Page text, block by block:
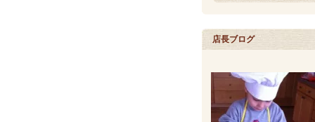
店長ブログ